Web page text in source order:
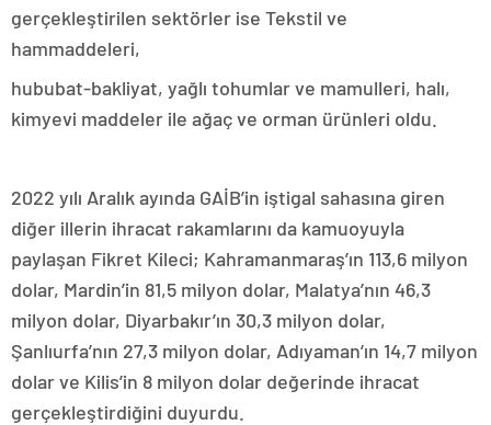
gerçekleştirilen sektörler ise Tekstil ve
hammaddeleri,
hububat-bakliyat, yağlı tohumlar ve mamulleri, halı,
kimyevi maddeler ile ağaç ve orman ürünleri oldu.
2022 yılı Aralık ayında GAİB’in iştigal sahasına giren
diğer illerin ihracat rakamlarını da kamuoyuyla
paylaşan Fikret Kileci; Kahramanmaraş’ın 113,6 milyon
dolar, Mardin’in 81,5 milyon dolar, Malatya’nın 46,3
milyon dolar, Diyarbakır’ın 30,3 milyon dolar,
Şanlıurfa’nın 27,3 milyon dolar, Adıyaman’ın 14,7 milyon
dolar ve Kilis’in 8 milyon dolar değerinde ihracat
gerçekleştirdiğini duyurdu.